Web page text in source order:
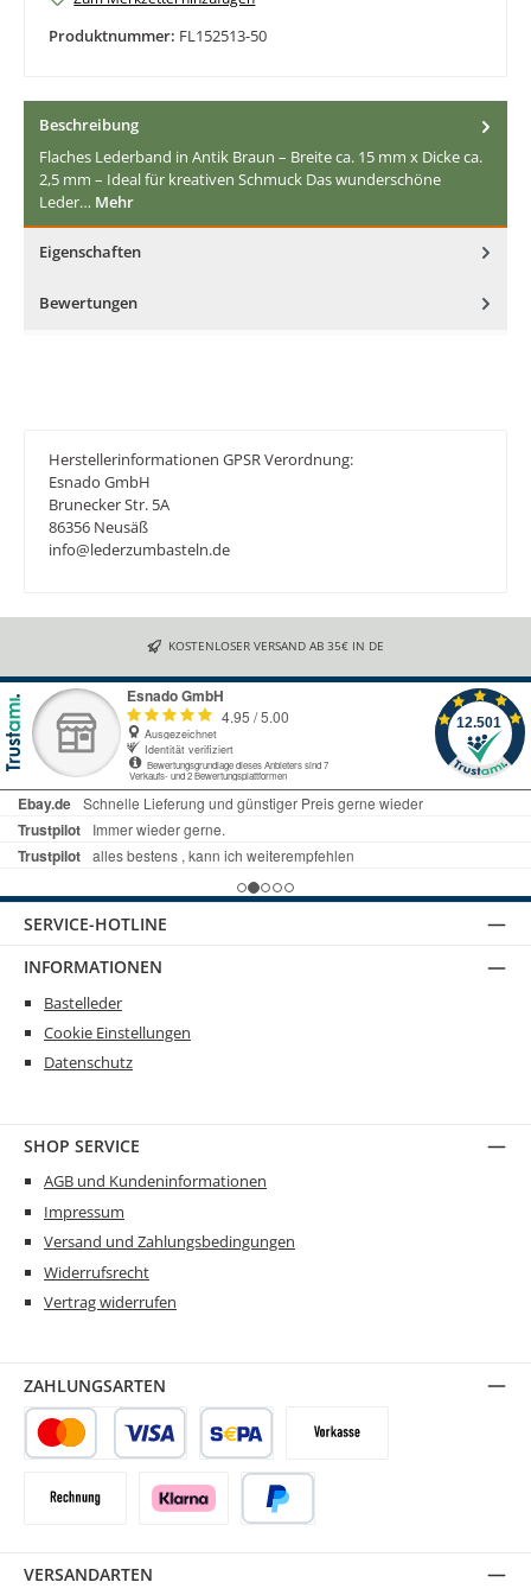
Produktnummer: FL152513-50
Beschreibung
Flaches Lederband in Antik Braun – Breite ca. 15 mm x Dicke ca.
2,5 mm – Ideal für kreativen Schmuck Das wunderschöne
Leder… Mehr
Eigenschaften
Bewertungen
Herstellerinformationen GPSR Verordnung:
Esnado GmbH
Brunecker Str. 5A
86356 Neusäß
info@lederzumbasteln.de
KOSTENLOSER VERSAND AB 35€ IN DE
SERVICE-HOTLINE
INFORMATIONEN
Bastelleder
Cookie Einstellungen
Datenschutz
SHOP SERVICE
AGB und Kundeninformationen
Impressum
Versand und Zahlungsbedingungen
Widerrufsrecht
Vertrag widerrufen
VERSANDARTEN
ZAHLUNGSARTEN
SEPA LastschriftVorkasse